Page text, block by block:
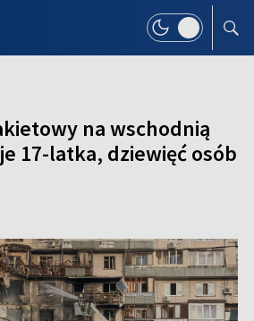
na wschodnią
17-latka, dziewięć osób